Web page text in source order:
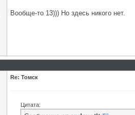
Вообще-то 13))) Но здесь никого нет.
Re: Томск
Цитата: